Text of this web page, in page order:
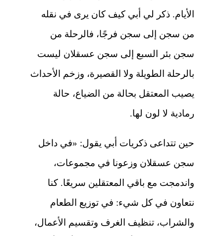
الأيام. ذكر لي أبي كيف كان يرى في نقله
من سجن إلى سجن فرجًا، فالرحلة من
سجن بئر السبع إلى سجن عسقلان ليست
بالرحلة الطويلة ولا القصيرة، وزخم الأحداث
يصيب المعتقل بحالة من الضياع، حالة
رمادية لا لون لها.
حين تتداعى ذكريات أبي يقول: «في داخل
سجن عسقلان وزعونا في مجموعات،
واندمجت مع باقي المعتقلين سريعًا. كنا
نتعاون في كل شيء: في توزيع الطعام
والشراب، تنظيف الغرف وتقسيم الأعمال،